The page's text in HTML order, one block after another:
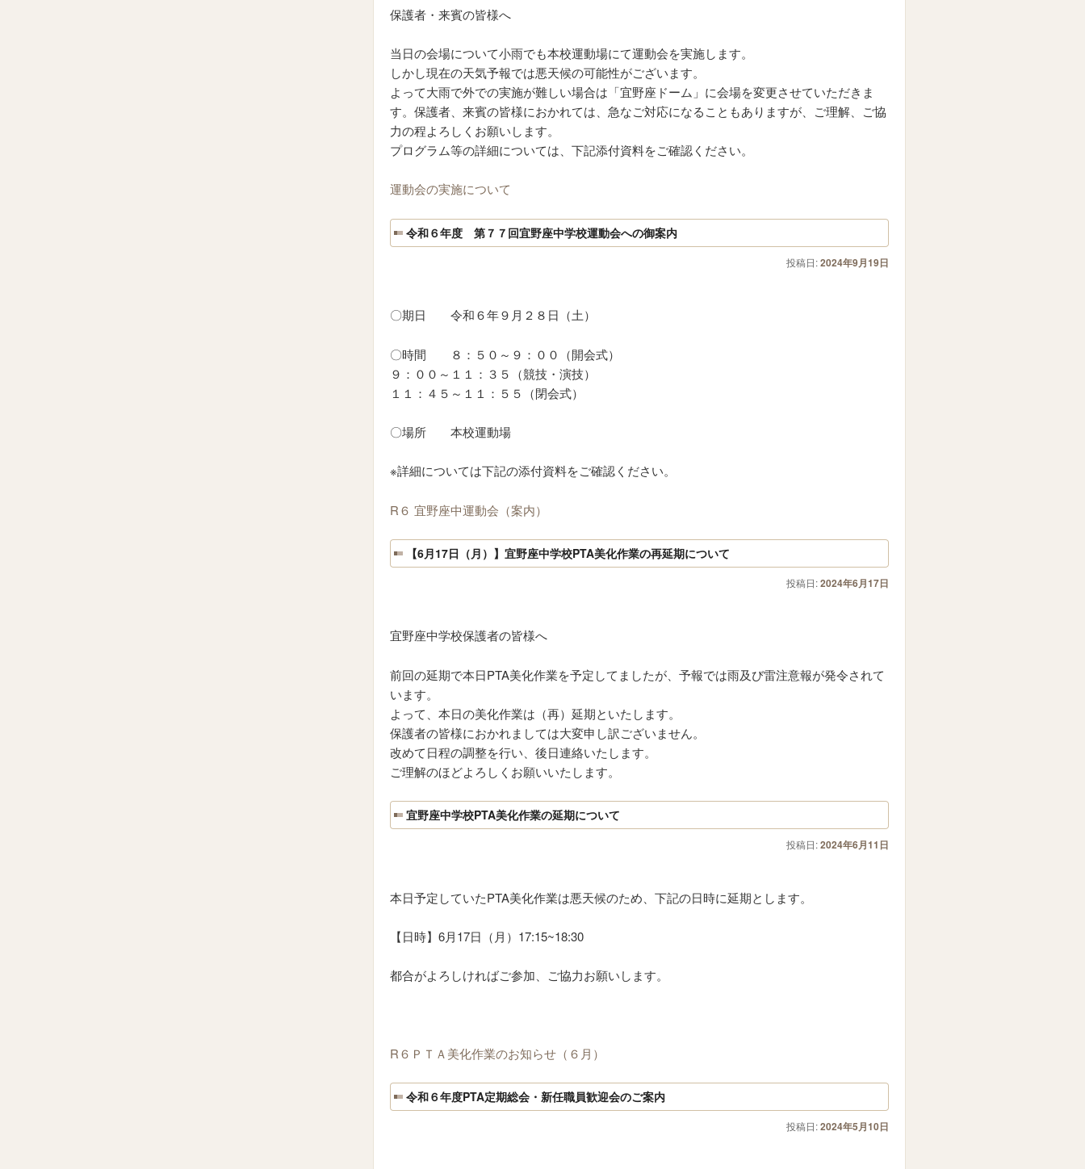
保護者・来賓の皆様へ
当日の会場について小雨でも本校運動場にて運動会を実施します。
しかし現在の天気予報では悪天候の可能性がございます。
よって大雨で外での実施が難しい場合は「宜野座ドーム」に会場を変更させていただきま
す。保護者、来賓の皆様におかれては、急なご対応になることもありますが、ご理解、ご協
力の程よろしくお願いします。
プログラム等の詳細については、下記添付資料をご確認ください。
運動会の実施について
令和６年度 第７７回宜野座中学校運動会への御案内
投稿日:2024年9月19日
〇期日 令和６年９月２８日（土）
〇時間 ８：５０～９：００（開会式）
９：００～１１：３５（競技・演技）
１１：４５～１１：５５（閉会式）
〇場所 本校運動場
※詳細については下記の添付資料をご確認ください。
R６ 宜野座中運動会（案内）
【6月17日（月）】宜野座中学校PTA美化作業の再延期について
投稿日:2024年6月17日
宜野座中学校保護者の皆様へ
前回の延期で本日PTA美化作業を予定してましたが、予報では雨及び雷注意報が発令されて
います。
よって、本日の美化作業は（再）延期といたします。
保護者の皆様におかれましては大変申し訳ございません。
改めて日程の調整を行い、後日連絡いたします。
ご理解のほどよろしくお願いいたします。
宜野座中学校PTA美化作業の延期について
投稿日:2024年6月11日
本日予定していたPTA美化作業は悪天候のため、下記の日時に延期とします。
【日時】6月17日（月）17:15~18:30
都合がよろしければご参加、ご協力お願いします。
R６ＰＴＡ美化作業のお知らせ（６月）
令和６年度PTA定期総会・新任職員歓迎会のご案内
投稿日:2024年5月10日